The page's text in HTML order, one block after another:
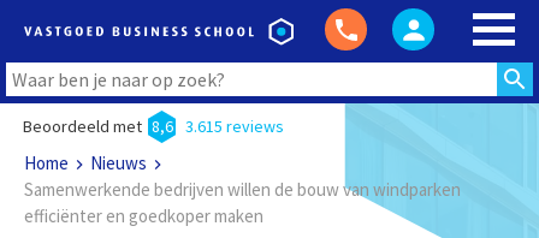
Beoordeeld met 8,6 3.615 reviews
Home
Nieuws
Samenwerkende bedrijven willen de bouw van windparken
efficiënter en goedkoper maken